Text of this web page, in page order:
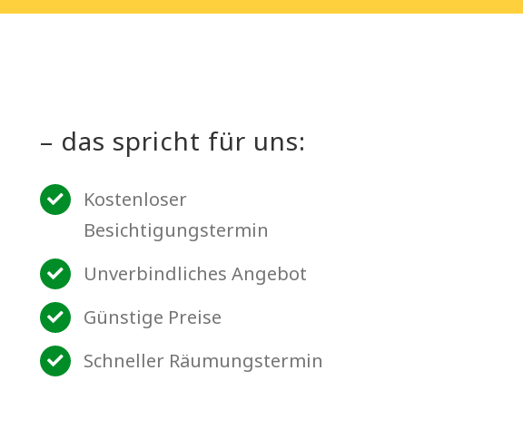
– das spricht für uns:
Kostenloser
Besichtigungstermin
Unverbindliches Angebot
Günstige Preise
Schneller Räumungstermin